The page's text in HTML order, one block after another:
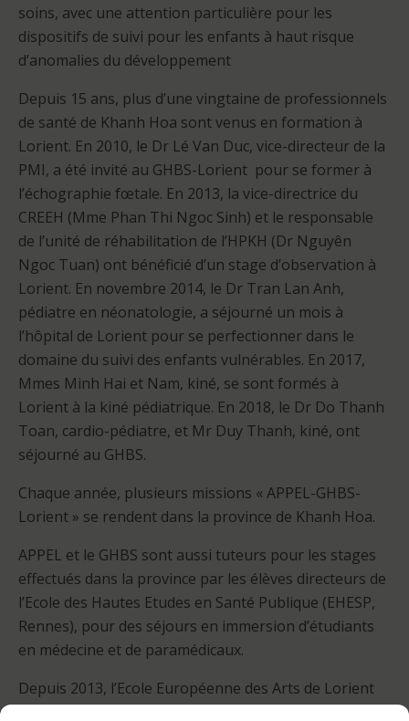
soins, avec une attention particulière pour les
dispositifs de suivi pour les enfants à haut risque
d’anomalies du développement
Depuis 15 ans, plus d’une vingtaine de professionnels
de santé de Khanh Hoa sont venus en formation à
Lorient. En 2010, le Dr Lé Van Duc, vice-directeur de la
PMI, a été invité au GHBS-Lorient pour se former à
l’échographie fœtale. En 2013, la vice-directrice du
CREEH (Mme Phan Thi Ngoc Sinh) et le responsable
de l’unité de réhabilitation de l’HPKH (Dr Nguyên
Ngoc Tuan) ont bénéficié d’un stage d’observation à
Lorient. En novembre 2014, le Dr Tran Lan Anh,
pédiatre en néonatologie, a séjourné un mois à
l’hôpital de Lorient pour se perfectionner dans le
domaine du suivi des enfants vulnérables. En 2017,
Mmes Minh Hai et Nam, kiné, se sont formés à
Lorient à la kiné pédiatrique. En 2018, le Dr Do Thanh
Toan, cardio-pédiatre, et Mr Duy Thanh, kiné, ont
séjourné au GHBS.
Chaque année, plusieurs missions « APPEL-GHBS-
Lorient » se rendent dans la province de Khanh Hoa.
APPEL et le GHBS sont aussi tuteurs pour les stages
effectués dans la province par les élèves directeurs de
l’Ecole des Hautes Etudes en Santé Publique (EHESP,
Rennes), pour des séjours en immersion d’étudiants
en médecine et de paramédicaux.
Depuis 2013, l’Ecole Européenne des Arts de Lorient